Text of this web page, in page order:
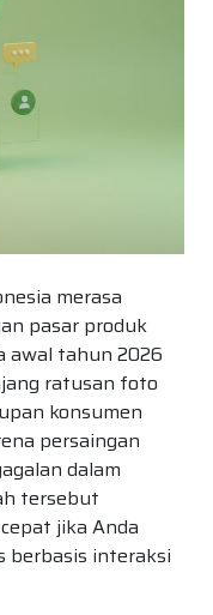
merasa
pasar produk
awal tahun 2026
ratusan foto
konsumen
persaingan
dalam
tersebut
jika Anda
berbasis interaksi